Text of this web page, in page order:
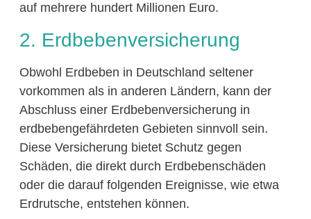
auf mehrere hundert Millionen Euro.
2. Erdbebenversicherung
Obwohl Erdbeben in Deutschland seltener
vorkommen als in anderen Ländern, kann der
Abschluss einer Erdbebenversicherung in
erdbebengefährdeten Gebieten sinnvoll sein.
Diese Versicherung bietet Schutz gegen
Schäden, die direkt durch Erdbebenschäden
oder die darauf folgenden Ereignisse, wie etwa
Erdrutsche, entstehen können.